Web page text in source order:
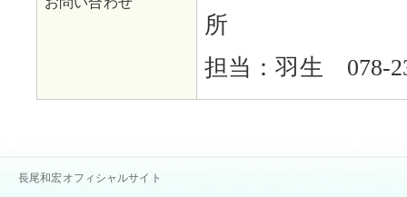
所
担当：羽生 078-
長尾和宏オフィシャルサイト